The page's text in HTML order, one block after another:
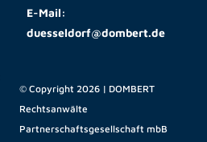
E-Mail:
duesseldorf@dombert.de
© Copyright 2026 | DOMBERT
Rechtsanwälte
Partnerschaftsgesellschaft mbB